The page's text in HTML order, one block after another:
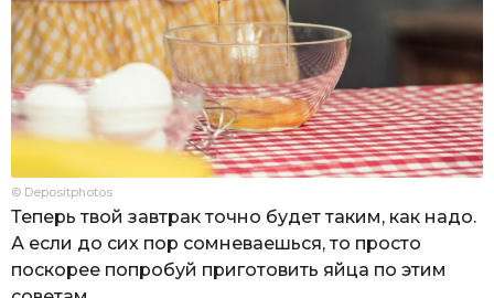
© Depositphotos
Теперь твой завтрак точно будет таким, как надо.
А если до сих пор сомневаешься, то просто
поскорее попробуй приготовить яйца по этим